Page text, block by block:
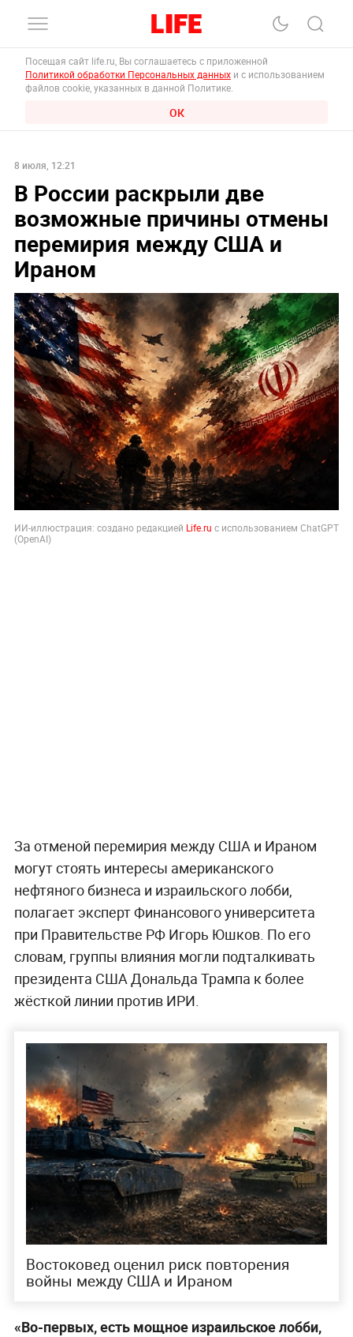
Посещая сайт life.ru, Вы соглашаетесь с приложенной
Политикой обработки Персональных данных и с использованием
файлов cookie, указанных в данной Политике.
ОК
8 июля, 12:21
В России раскрыли две
возможные причины отмены
перемирия между США и
Ираном
ИИ-иллюстрация: создано редакцией Life.ru с использованием ChatGPT
(OpenAI)
За отменой перемирия между США и Ираном
могут стоять интересы американского
нефтяного бизнеса и израильского лобби,
полагает эксперт Финансового университета
при Правительстве РФ Игорь Юшков. По его
словам, группы влияния могли подталкивать
президента США Дональда Трампа к более
жёсткой линии против ИРИ.
Востоковед оценил риск повторения
войны между США и Ираном
«Во-первых, есть мощное израильское лобби,